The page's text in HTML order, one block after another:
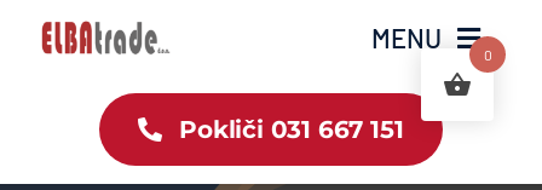
MENU
Domov Pokliči 031 667 151
0